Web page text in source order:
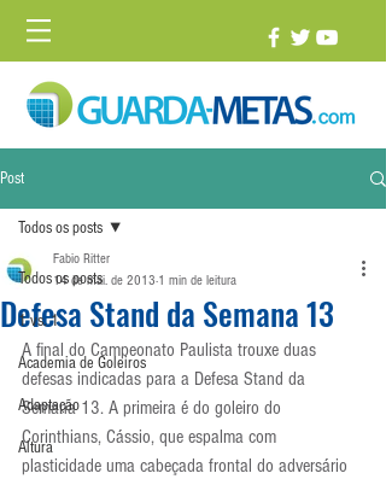
Post
Todos os posts
1 vs. 1
Academia de Goleiros
Adaptação
Altura
Todos os posts
Defesa Stand da Semana 13
Fabio Ritter
14 de mai. de 2013 1 min de leitura
A final do Campeonato Paulista trouxe duas
defesas indicadas para a Defesa Stand da
Semana 13. A primeira é do goleiro do
Corinthians, Cássio, que espalma com
plasticidade uma cabeçada frontal do adversário